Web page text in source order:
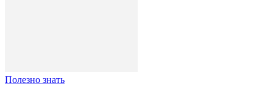
Полезно знать